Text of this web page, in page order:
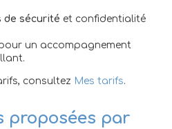
de sécurité et confidentialité
un accompagnement
consultez Mes tarifs.
proposées par